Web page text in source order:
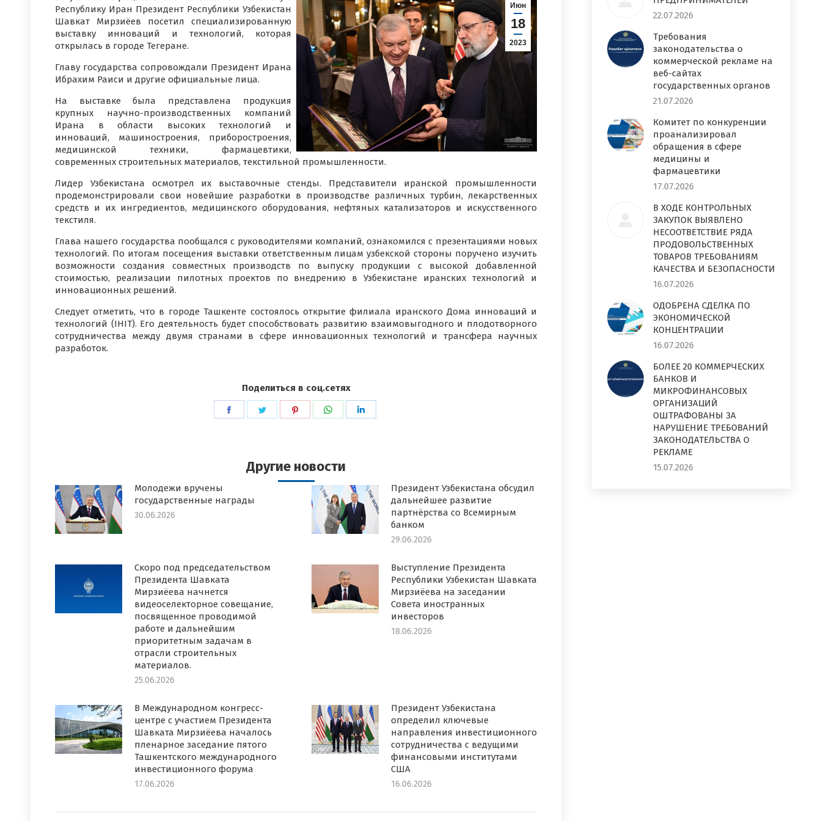
Июн
18
2023
Республику Иран Президент Республики Узбекистан
Шавкат Мирзиёев посетил специализированную
выставку инноваций и технологий, которая
открылась в городе Тегеране.
Главу государства сопровождали Президент Ирана
Ибрахим Раиси и другие официальные лица.
На выставке была представлена продукция
крупных научно-производственных компаний
Ирана в области высоких технологий и
инноваций, машиностроения, приборостроения,
медицинской техники, фармацевтики,
современных строительных материалов, текстильной промышленности.
Лидер Узбекистана осмотрел их выставочные стенды. Представители иранской промышленности
продемонстрировали свои новейшие разработки в производстве различных турбин, лекарственных
средств и их ингредиентов, медицинского оборудования, нефтяных катализаторов и искусственного
текстиля.
Глава нашего государства пообщался с руководителями компаний, ознакомился с презентациями новых
технологий. По итогам посещения выставки ответственным лицам узбекской стороны поручено изучить
возможности создания совместных производств по выпуску продукции с высокой добавленной
стоимостью, реализации пилотных проектов по внедрению в Узбекистане иранских технологий и
инновационных решений.
Следует отметить, что в городе Ташкенте состоялось открытие филиала иранского Дома инноваций и
технологий (IHIT). Его деятельность будет способствовать развитию взаимовыгодного и плодотворного
сотрудничества между двумя странами в сфере инновационных технологий и трансфера научных
разработок.
Поделиться в соц.сетях
ПоделитьсяПоделитьсяПоделитьсяПоделиться
Другие новости
Молодежи вручены
государственные награды
30.06.2026
Президент Узбекистана обсудил
дальнейшее развитие
партнёрства со Всемирным
банком
29.06.2026
Скоро под председательством
Президента Шавката
Мирзиёева начнется
видеоселекторное совещание,
посвященное проводимой
работе и дальнейшим
приоритетным задачам в
отрасли строительных
материалов.
25.06.2026
Выступление Президента
Республики Узбекистан Шавката
Мирзиёева на заседании
Совета иностранных
инвесторов
18.06.2026
В Международном конгресс-
центре с участием Президента
Шавката Мирзиёева началось
пленарное заседание пятого
Ташкентского международного
инвестиционного форума
17.06.2026
Президент Узбекистана
определил ключевые
направления инвестиционного
сотрудничества с ведущими
финансовыми институтами
США
16.06.2026
22.07.2026
Требования
законодательства о
коммерческой рекламе на
веб-сайтах
государственных органов
21.07.2026
Комитет по конкуренции
проанализировал
обращения в сфере
медицины и
фармацевтики
17.07.2026
В ХОДЕ КОНТРОЛЬНЫХ
ЗАКУПОК ВЫЯВЛЕНО
НЕСООТВЕТСТВИЕ РЯДА
ПРОДОВОЛЬСТВЕННЫХ
ТОВАРОВ ТРЕБОВАНИЯМ
КАЧЕСТВА И БЕЗОПАСНОСТИ
16.07.2026
ОДОБРЕНА СДЕЛКА ПО
ЭКОНОМИЧЕСКОЙ
КОНЦЕНТРАЦИИ
16.07.2026
БОЛЕЕ 20 КОММЕРЧЕСКИХ
БАНКОВ И
МИКРОФИНАНСОВЫХ
ОРГАНИЗАЦИЙ
ОШТРАФОВАНЫ ЗА
НАРУШЕНИЕ ТРЕБОВАНИЙ
ЗАКОНОДАТЕЛЬСТВА О
РЕКЛАМЕ
15.07.2026